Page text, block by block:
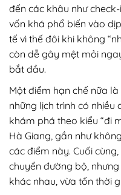
đến các khâu như
vốn khá phổ biến vào
tế vì thế đôi khi không
còn dễ gây mệt mỏi
bắt đầu.
Một điểm hạn chế nữa
những lịch trình có nhiều
khám phá theo kiểu “đi
Hà Giang, gần như
các điểm này. Cuối
chuyển đường bộ,
khác nhau, vừa tốn thời